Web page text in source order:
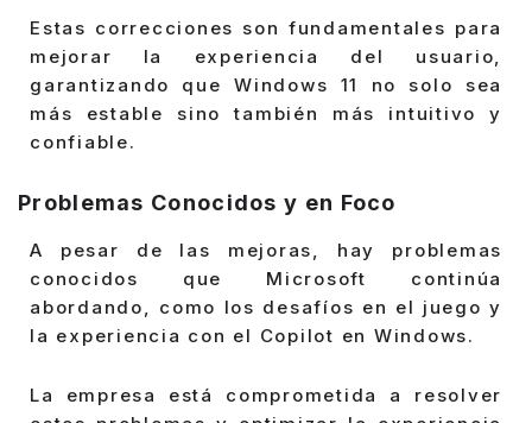
Estas correcciones son fundamentales para
mejorar la experiencia del usuario,
garantizando que Windows 11 no solo sea
más estable sino también más intuitivo y
confiable.
Problemas Conocidos y en Foco
A pesar de las mejoras, hay problemas
conocidos que Microsoft continúa
abordando, como los desafíos en el juego y
la experiencia con el Copilot en Windows.
La empresa está comprometida a resolver